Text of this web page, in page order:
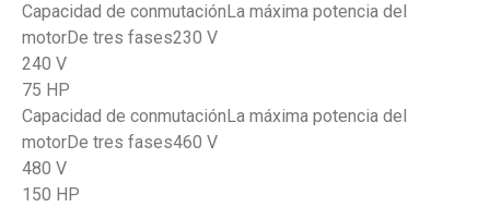
Capacidad de conmutaciónLa máxima potencia del
motorDe tres fases230 V
240 V
75 HP
Capacidad de conmutaciónLa máxima potencia del
motorDe tres fases460 V
480 V
150 HP